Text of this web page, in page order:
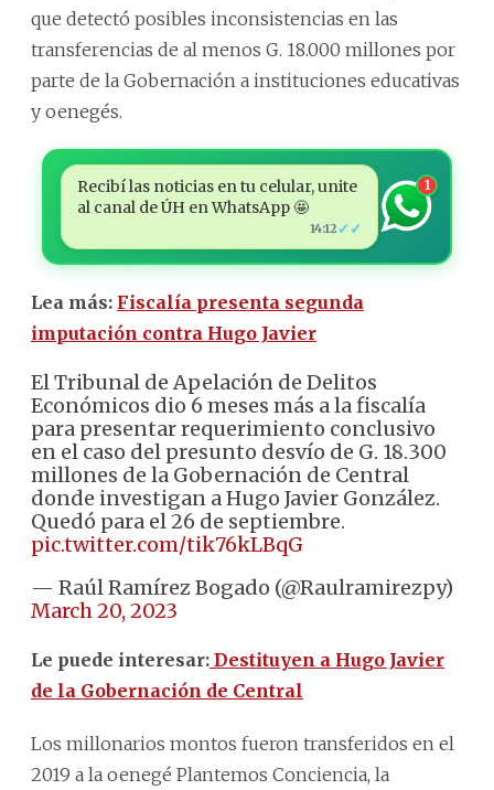
que detectó posibles inconsistencias en las
transferencias de al menos G. 18.000 millones por
parte de la Gobernación a instituciones educativas
y oenegés.
Recibí las noticias en tu celular, unite
al canal de ÚH en WhatsApp 🤩
14:12 ✓✓
1
Lea más: Fiscalía presenta segunda
imputación contra Hugo Javier
El Tribunal de Apelación de Delitos
Económicos dio 6 meses más a la fiscalía
para presentar requerimiento conclusivo
en el caso del presunto desvío de G. 18.300
millones de la Gobernación de Central
donde investigan a Hugo Javier González.
Quedó para el 26 de septiembre.
pic.twitter.com/tik76kLBqG
— Raúl Ramírez Bogado (@Raulramirezpy)
March 20, 2023
Le puede interesar: Destituyen a Hugo Javier
de la Gobernación de Central
Los millonarios montos fueron transferidos en el
2019 a la oenegé Plantemos Conciencia, la